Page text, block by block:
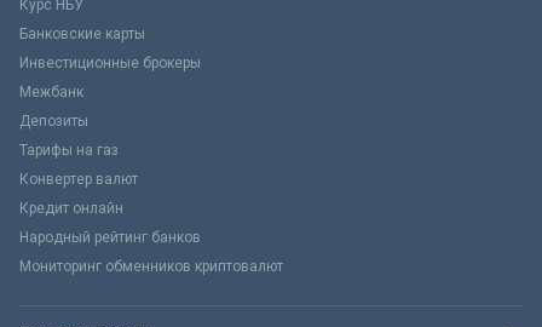
Курс НБУ
Банковские карты
Инвестиционные брокеры
Межбанк
Депозиты
Тарифы на газ
Конвертер валют
Кредит онлайн
Народный рейтинг банков
Мониторинг обменников криптовалют